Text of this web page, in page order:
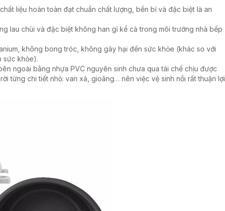
liệu hoàn toàn đạt chuẩn chất lượng, bền bỉ và đặc biệt là an
lau chùi và đặc biệt không han gỉ kể cả trong môi trường nhà bếp
không bong tróc, không gây hại đến sức khỏe (khác so với
sức khỏe).
ngoài bằng nhựa PVC nguyên sinh chưa qua tái chế chịu được
từng chi tiết nhỏ: van xả, gioăng… nên việc vệ sinh nồi rất thuận lợi